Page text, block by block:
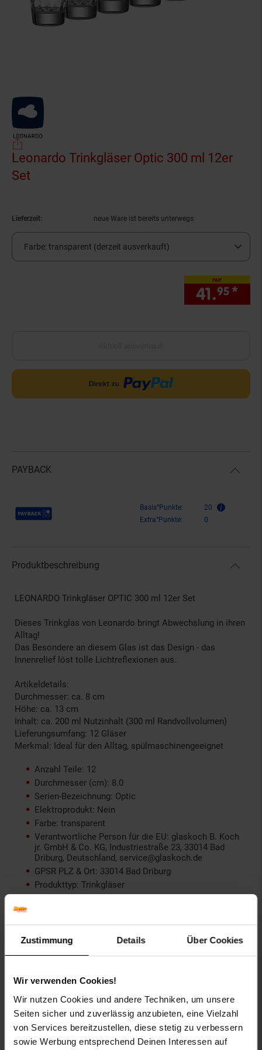
Zustimmung Details Über Cookies
Wir verwenden Cookies!
Wir nutzen Cookies und andere Techniken, um unsere
Seiten sicher und zuverlässig anzubieten, eine Vielzahl
von Services bereitzustellen, diese stetig zu verbessern
sowie Werbung entsprechend Deinen Interessen auf
Leonardo Trinkgläser Optic 300 ml 12er
Set
Lieferzeit: neue Ware ist bereits unterwegs
Farbe: transparent (derzeit ausverkauft)
nur
41.95 *
PAYBACK
Payback Punkte Basis°Punkte:
20
Extra°Punkte:
0
Produktbeschreibung
LEONARDO Trinkgläser OPTIC 300 ml 12er Set
Dieses Trinkglas von Leonardo bringt Abwechslung in ihren
Alltag!
Das Besondere an diesem Glas ist das Design - das
Innenrelief löst tolle Lichtreflexionen aus.
Artikeldetails:
Durchmesser: ca. 8 cm
Höhe: ca. 13 cm
Inhalt: ca. 200 ml Nutzinhalt (300 ml Randvollvolumen)
Lieferungsumfang: 12 Gläser
Merkmal: Ideal für den Alltag, spülmaschinengeeignet
Anzahl Teile: 12
Durchmesser (cm): 8.0
Serien-Bezeichnung: Optic
Elektroprodukt: Nein
Farbe: transparent
Verantwortliche Person für die EU: glaskoch B. Koch
jr. GmbH & Co. KG, Industriestraße 23, 33014 Bad
Driburg, Deutschland, service@glaskoch.de
GPSR PLZ & Ort: 33014 Bad Driburg
Produkttyp: Trinkgläser
Lieferungsumfang: 12 Trinkgläser
Marke: LEONARDO
Inhalt (in ml): 300
Maßangabe: 300 ml
Gewählte Variante: